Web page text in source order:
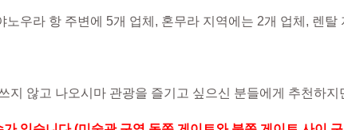
노우라 항 주변에 5개 업체, 혼무라 지역에는 2개 업체, 렌탈
지 않고 나오시마 관광을 즐기고 싶으신 분들에게 추천하지